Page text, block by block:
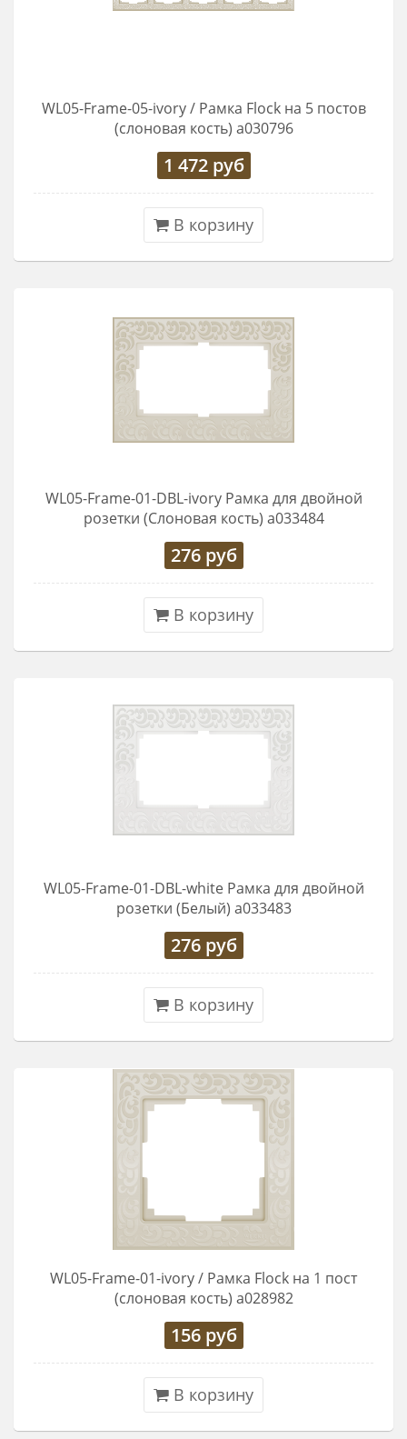
WL05-Frame-05-ivory / Рамка Flock на 5 постов
(слоновая кость) a030796
1 472руб
В корзину
WL05-Frame-01-DBL-ivory Рамка для двойной
розетки (Слоновая кость) a033484
276руб
В корзину
WL05-Frame-01-DBL-white Рамка для двойной
розетки (Белый) a033483
276руб
В корзину
WL05-Frame-01-ivory / Рамка Flock на 1 пост
(слоновая кость) a028982
156руб
В корзину